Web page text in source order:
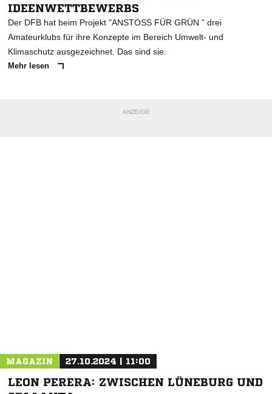
IDEENWETTBEWERBS
Der DFB hat beim Projekt "ANSTOSS FÜR GRÜN " drei
Amateurklubs für ihre Konzepte im Bereich Umwelt- und
Klimaschutz ausgezeichnet. Das sind sie.
Mehr lesen
ANZEIGE
MAGAZIN 27.10.2024 | 11:00
LEON PERERA: ZWISCHEN LÜNEBURG UND